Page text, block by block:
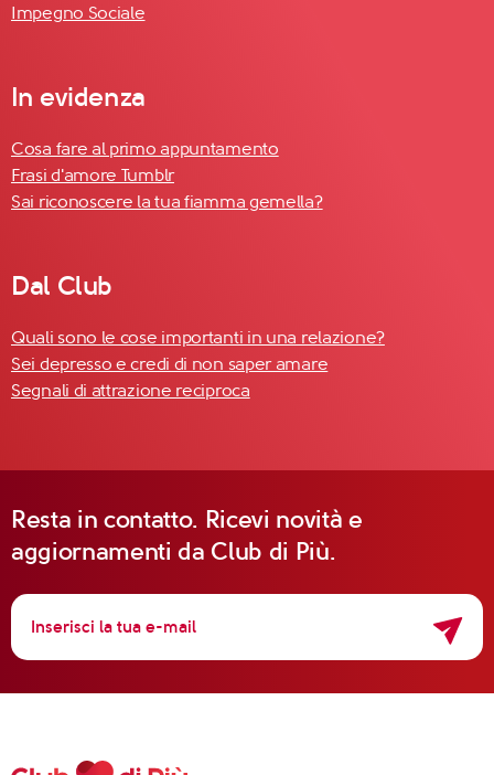
Impegno Sociale
In evidenza
Cosa fare al primo appuntamento
Frasi d'amore Tumblr
Sai riconoscere la tua fiamma gemella?
Dal Club
Quali sono le cose importanti in una relazione?
Sei depresso e credi di non saper amare
Segnali di attrazione reciproca
Resta in contatto. Ricevi novità e
aggiornamenti da Club di Più.